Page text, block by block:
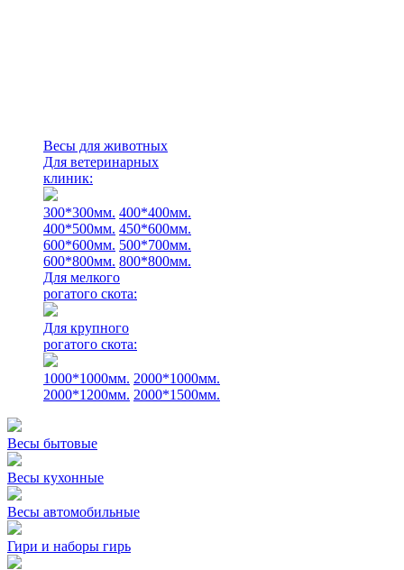
Весы для животных
Для ветеринарных
клиник:
300*300мм. 400*400мм.
400*500мм. 450*600мм.
600*600мм. 500*700мм.
600*800мм. 800*800мм.
Для мелкого
рогатого скота:
Для крупного
рогатого скота:
1000*1000мм. 2000*1000мм.
2000*1200мм. 2000*1500мм.
Весы бытовые
Весы кухонные
Весы автомобильные
Гири и наборы гирь